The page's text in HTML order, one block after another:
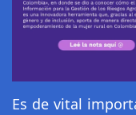
Es de vital